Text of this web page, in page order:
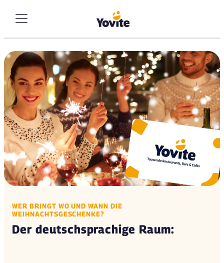
WER BRINGT WO UND WANN DIE
WEIHNACHTSGESCHENKE?
Der deutschsprachige Raum: